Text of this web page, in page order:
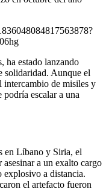
ha estado lanzando
solidaridad. Aunque el
intercambio de misiles y
podría escalar a una
en Líbano y Siria, el
a un exalto cargo
explosivo a distancia.
el artefacto fueron